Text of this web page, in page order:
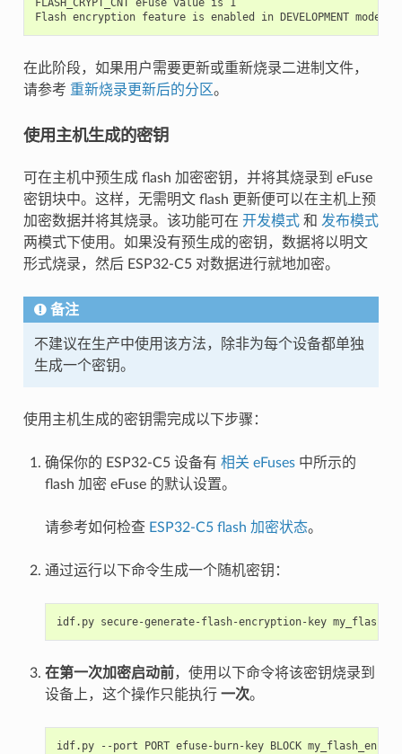
FLASH_CRYPT_CNT eFuse value is 1
在此阶段，如果用户需要更新或重新烧录二进制文件，
请参考 重新烧录更新后的分区。
使用主机生成的密钥
可在主机中预生成 flash 加密密钥，并将其烧录到 eFuse
密钥块中。这样，无需明文 flash 更新便可以在主机上预
加密数据并将其烧录。该功能可在 开发模式和 发布模式
两模式下使用。如果没有预生成的密钥，数据将以明文
形式烧录，然后 ESP32-C5 对数据进行就地加密。
备注
不建议在生产中使用该方法，除非为每个设备都单独
生成一个密钥。
使用主机生成的密钥需完成以下步骤：
确保你的 ESP32-C5 设备有 相关 eFuses中所示的
flash 加密 eFuse 的默认设置。
请参考如何检查 ESP32-C5 flash 加密状态。
通过运行以下命令生成一个随机密钥：
idf.py secure-generate-flash-encryption-key
在第一次加密启动前，使用以下命令将该密钥烧录到
设备上，这个操作只能执行 一次。
idf.py --port PORT efuse-burn-key BLOCK